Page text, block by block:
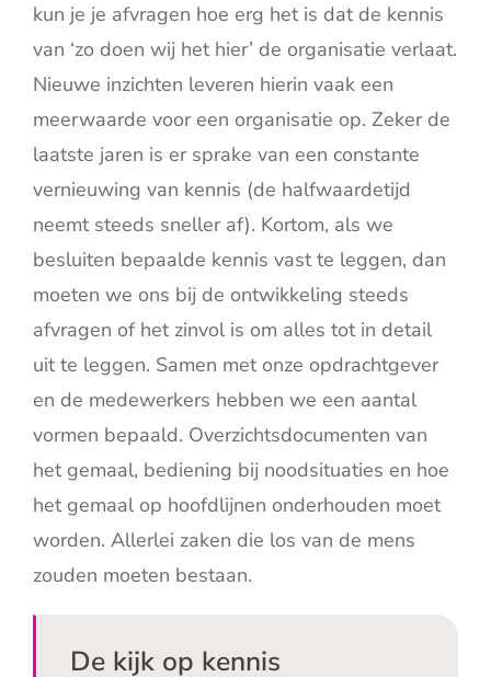
kun je je afvragen hoe erg het is dat de kennis
van ‘zo doen wij het hier’ de organisatie verlaat.
Nieuwe inzichten leveren hierin vaak een
meerwaarde voor een organisatie op. Zeker de
laatste jaren is er sprake van een constante
vernieuwing van kennis (de halfwaardetijd
neemt steeds sneller af). Kortom, als we
besluiten bepaalde kennis vast te leggen, dan
moeten we ons bij de ontwikkeling steeds
afvragen of het zinvol is om alles tot in detail
uit te leggen. Samen met onze opdrachtgever
en de medewerkers hebben we een aantal
vormen bepaald. Overzichtsdocumenten van
het gemaal, bediening bij noodsituaties en hoe
het gemaal op hoofdlijnen onderhouden moet
worden. Allerlei zaken die los van de mens
zouden moeten bestaan.
De kijk op kennis